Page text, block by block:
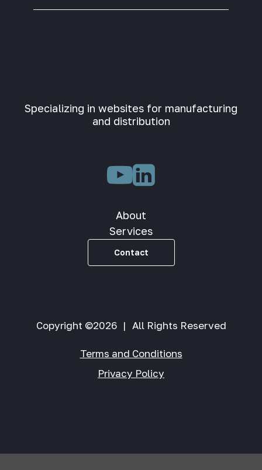
Specializing in websites for manufacturing
and distribution
About
Services
Contact
Copyright ©2026 | All Rights Reserved
Terms and Conditions
Privacy Policy